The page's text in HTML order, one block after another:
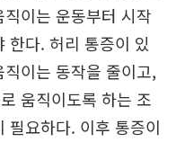
이는 운동부터 시작
한다. 허리 통증이 있
이는 동작을 줄이고,
움직이도록 하는 조
필요하다. 이후 통증이